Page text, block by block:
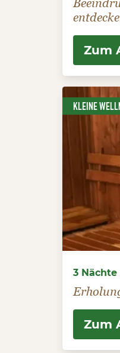
Zum
KLEINE
3 Nächte
Zum